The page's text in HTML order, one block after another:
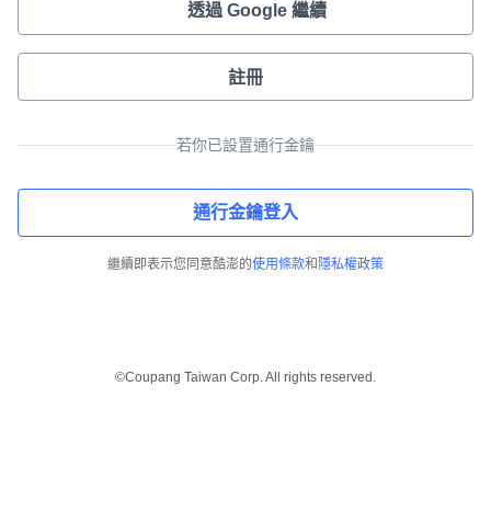
透過 Google 繼續
註冊
若你已設置通行金鑰
通行金鑰登入
繼續即表示您同意酷澎的使用條款和 隱私權政策
©Coupang Taiwan Corp. All rights reserved.